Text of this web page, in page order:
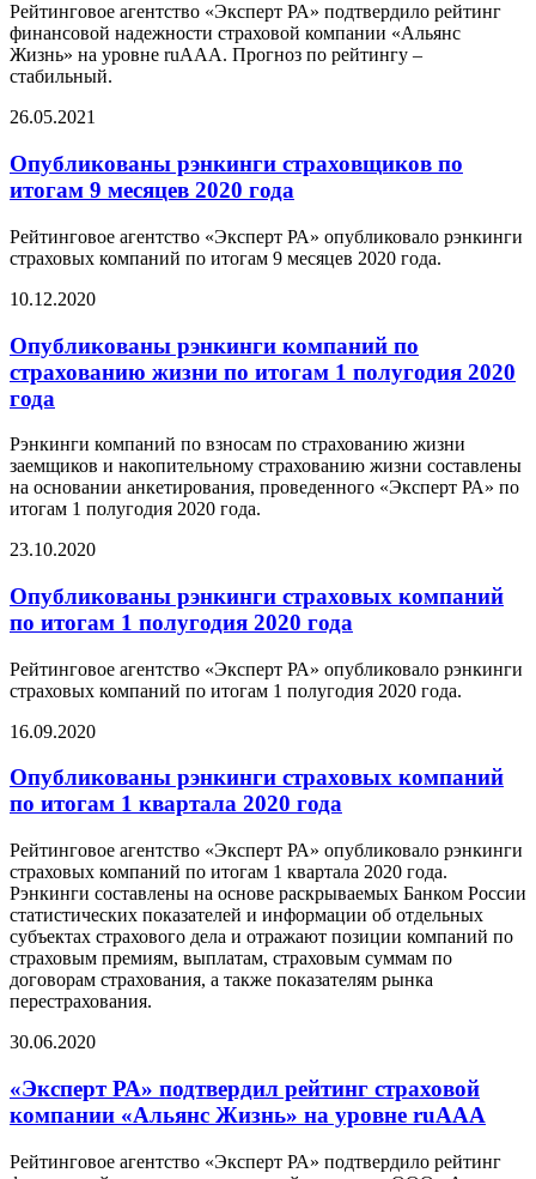
Рейтинговое агентство «Эксперт РА» подтвердило рейтинг
финансовой надежности страховой компании «Альянс
Жизнь» на уровне ruAAА. Прогноз по рейтингу –
стабильный.
26.05.2021
Опубликованы рэнкинги страховщиков по
итогам 9 месяцев 2020 года
Рейтинговое агентство «Эксперт РА» опубликовало рэнкинги
страховых компаний по итогам 9 месяцев 2020 года.
10.12.2020
Опубликованы рэнкинги компаний по
страхованию жизни по итогам 1 полугодия 2020
года
Рэнкинги компаний по взносам по страхованию жизни
заемщиков и накопительному страхованию жизни составлены
на основании анкетирования, проведенного «Эксперт РА» по
итогам 1 полугодия 2020 года.
23.10.2020
Опубликованы рэнкинги страховых компаний
по итогам 1 полугодия 2020 года
Рейтинговое агентство «Эксперт РА» опубликовало рэнкинги
страховых компаний по итогам 1 полугодия 2020 года.
16.09.2020
Опубликованы рэнкинги страховых компаний
по итогам 1 квартала 2020 года
Рейтинговое агентство «Эксперт РА» опубликовало рэнкинги
страховых компаний по итогам 1 квартала 2020 года.
Рэнкинги составлены на основе раскрываемых Банком России
статистических показателей и информации об отдельных
субъектах страхового дела и отражают позиции компаний по
страховым премиям, выплатам, страховым суммам по
договорам страхования, а также показателям рынка
перестрахования.
30.06.2020
«Эксперт РА» подтвердил рейтинг страховой
компании «Альянс Жизнь» на уровне ruAAА
Рейтинговое агентство «Эксперт РА» подтвердило рейтинг